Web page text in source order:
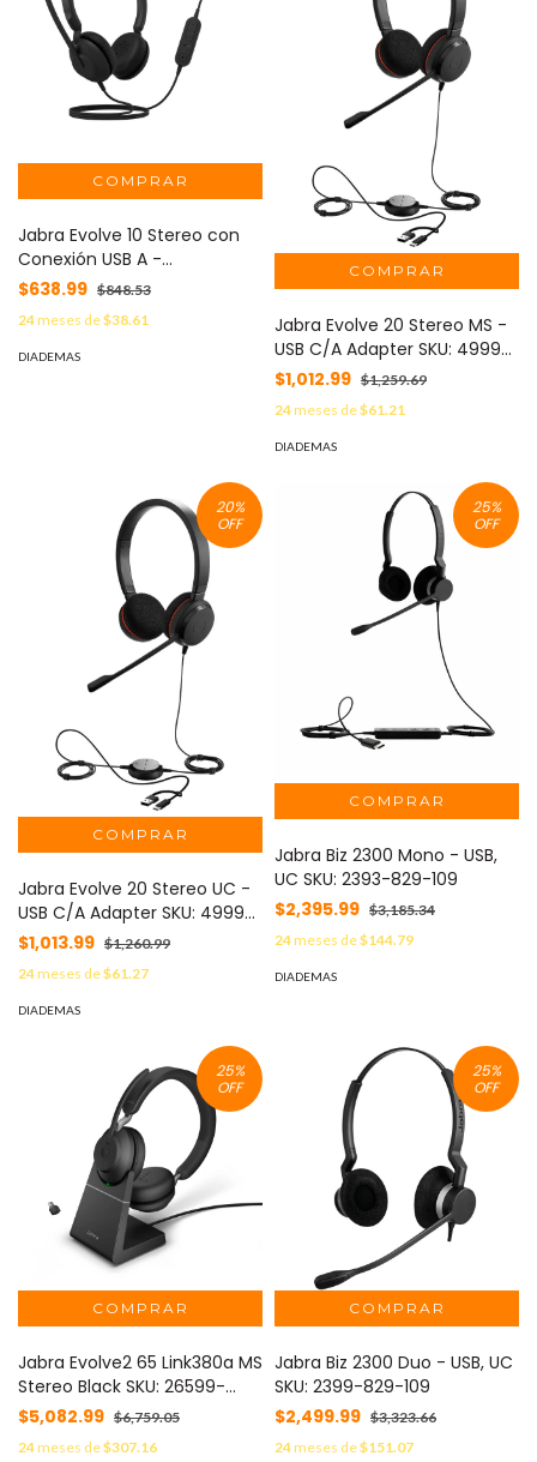
Jabra Evolve 10 Stereo con
Conexión USB A -
Cancelación Activa/Pasiva
de Ruido con Indicador de
Ocupado (2699-820-109)
$638.99 $848.53
24meses de$38.61
DIADEMAS
Jabra Evolve 20 Stereo MS -
USB C/A Adapter SKU: 4999-
823-169
$1,012.99 $1,259.69
24meses de$61.21
DIADEMAS
20%
OFF
Jabra Evolve 20 Stereo UC -
USB C/A Adapter SKU: 4999-
829-269
$1,013.99 $1,260.99
24meses de$61.27
DIADEMAS
25%
OFF
Jabra Biz 2300 Mono - USB,
UC SKU: 2393-829-109
$2,395.99 $3,185.34
24meses de$144.79
DIADEMAS
25%
OFF
Jabra Evolve2 65 Link380a MS
Stereo Black SKU: 26599-
999-999 -
$5,082.99 $6,759.05
24meses de$307.16
25%
OFF
Jabra Biz 2300 Duo - USB, UC
SKU: 2399-829-109
$2,499.99 $3,323.66
24meses de$151.07